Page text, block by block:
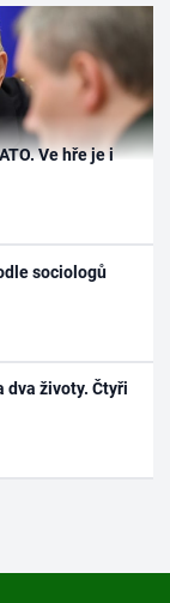
Ve hře je i
sociologů
dva životy. Čtyři